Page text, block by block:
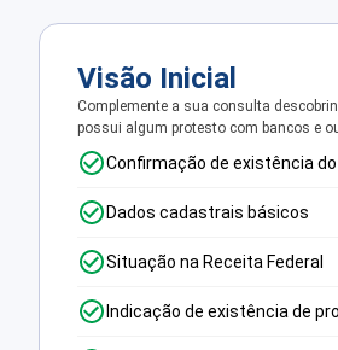
Visão Inicial
Complemente a sua consulta
possui algum protesto com bancos e
Confirmação de existência do
Dados cadastrais básicos
Situação na Receita Federal
Indicação de existência de